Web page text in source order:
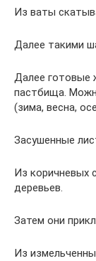
Из ваты
Далее такими
Далее готовые
пастбища.
(зима, весна,
Засушенные
Из коричневых
деревьев.
Затем они
Из